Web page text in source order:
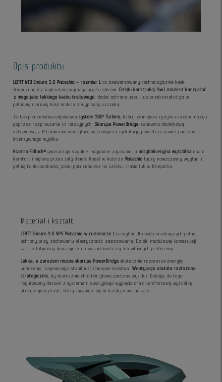
Opis produktu
LEATT MTB Enduro 3.0 Pistachio – rozmiar L
to zaawansowany technologicznie kask
stworzony dla najbardziej wymagających riderów. Dzięki konstrukcji 3w1 możesz korzystać
z niego jako lekkiego kasku trailowego
, dodać ochronę uszu, lub przekształcić go w
pełnowymiarowy kask enduro z wypinaną szczęką.
Za bezpieczeństwo odpowiadasystem 360° Turbine
, który zmniejsza ryzyko urazów mózgu
poprzez rozpraszanie sił rotacyjnych.Skorupa PowerBridge zapewnia dodatkową
sztywność, a 20 otworów wentylacyjnych wspiera cyrkulację powietrza nawet podczas
intensywnego wysiłku.
Klamra Fidlock® gwarantuje szybkie i wygodne zapinanie, aantybakteryjna wyściółka dba o
komfort i higienę przez cały dzień. Model w kolorze Pistachio
łączy nowoczesny wygląd z
pełnią funkcjonalności, jakiej potrzebujesz na szlaku, trasie lub w bikeparku.
Materiał i kształt
LEATT Enduro 3.0 V25 Pistachio w rozmiarze L to wybór dla osób oczekujących pełnej
ochrony przy zachowaniu elastyczności zastosowania. Dzięki modułowej konstrukcji
kask z łatwością dopasujesz do warunków trasy lub własnych preferencji.
Lekka, a zarazem mocna skorupa PowerBridge skutecznie rozprasza energię
uderzenia, zapewniając stabilność i bezpieczeństwo.Wentylacja została rozłożona
strategicznie, by skutecznie chłodzić głowę podczas wysiłku. Dodając do tego
regulowany daszek z systemem awaryjnego wypięcia oraz komfortową wyściółkę,
otrzymujemy kask, który sprawdzi się w każdych warunkach.